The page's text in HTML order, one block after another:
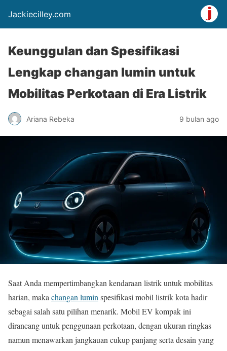
Jackiecilley.com
Keunggulan dan Spesifikasi
Lengkap changan lumin untuk
Mobilitas Perkotaan di Era Listrik
Ariana Rebeka 9 bulan ago
Saat Anda mempertimbangkan kendaraan listrik untuk mobilitas
harian, maka changan lumin spesifikasi mobil listrik kota hadir
sebagai salah satu pilihan menarik. Mobil EV kompak ini
dirancang untuk penggunaan perkotaan, dengan ukuran ringkas
namun menawarkan jangkauan cukup panjang serta desain yang